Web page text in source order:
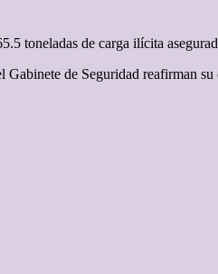
toneladas de carga ilícita
de Seguridad reafirman